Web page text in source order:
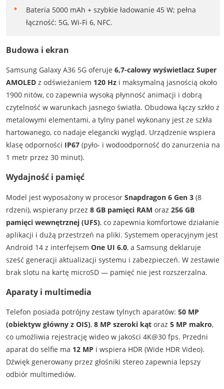
Bateria 5000 mAh + szybkie ładowanie 45 W; pełna
łączność: 5G, Wi-Fi 6, NFC.
Budowa i ekran
Samsung Galaxy A36 5G oferuje 6,7-calowy wyświetlacz Super
AMOLEDz odświeżaniem 120 Hzi maksymalną jasnością około
1900 nitów, co zapewnia wysoką płynność animacji i dobrą
czytelność w warunkach jasnego światła. Obudowa łączy szkło z
metalowymi elementami, a tylny panel wykonany jest ze szkła
hartowanego, co nadaje elegancki wygląd. Urządzenie wspiera
klasę odporności IP67(pyło- i wodoodporność do zanurzenia na
1 metr przez 30 minut).
Wydajność i pamięć
Model jest wyposażony w procesor Snapdragon 6 Gen 3(8
rdzeni), wspierany przez 8 GB pamięci RAM oraz 256 GB
pamięci wewnętrznej (UFS), co zapewnia komfortowe działanie
aplikacji i dużą przestrzeń na pliki. Systemem operacyjnym jest
Android 14 z interfejsem One UI 6.0, a Samsung deklaruje
sześć generacji aktualizacji systemu i zabezpieczeń. W zestawie
brak slotu na kartę microSD — pamięć nie jest rozszerzalna.
Aparaty i multimedia
Telefon posiada potrójny zestaw tylnych aparatów: 50 MP
(obiektyw główny z OIS), 8 MP szeroki kątoraz 5 MP makro,
co umożliwia rejestrację wideo w jakości 4K@30 fps. Przedni
aparat do selfie ma 12 MP i wspiera HDR (Wide HDR Video).
Dźwięk generowany przez głośniki stereo zapewnia lepszy
odbiór multimediów.